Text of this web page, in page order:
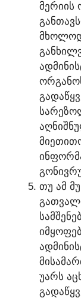
ᲛᲔᲠᲘᲘᲡ
ᲛᲮᲝᲚᲝᲓ
ᲗᲣ ᲐᲛ
ᲣᲐᲠᲡ